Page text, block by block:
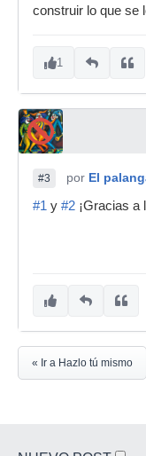
construir lo que se
1
#3 por El
#1 y #2 ¡Gracias a
« Ir a Hazlo tú mismo